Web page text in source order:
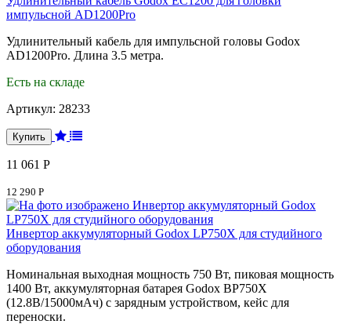
импульсной AD1200Pro
Удлинительный кабель для импульсной головы Godox
AD1200Pro. Длина 3.5 метра.
Есть на складе
Артикул: 28233
11 061 Р
12 290 Р
Инвертор аккумуляторный Godox LP750X для студийного
оборудования
Номинальная выходная мощность 750 Вт, пиковая мощность
1400 Вт, аккумуляторная батарея Godox BP750X
(12.8В/15000мАч) с зарядным устройством, кейс для
переноски.